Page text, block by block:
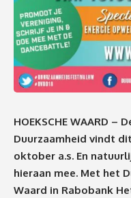
HOEKSCHE WAARD –
Duurzaamheid vindt
oktober a.s. En
hieraan mee. Met het
Waard in Rabobank